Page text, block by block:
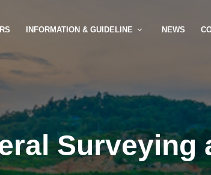
INFORMATION & GUIDELINE NEWS
Surveying